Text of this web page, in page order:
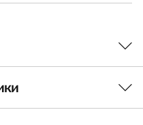
В КОМПАКТНОМ